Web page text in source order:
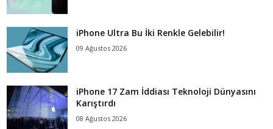
iPhone Ultra Bu İki Renkle Gelebilir!
09 Ağustos 2026
iPhone 17 Zam İddiası Teknoloji Dünyasını
Karıştırdı
08 Ağustos 2026